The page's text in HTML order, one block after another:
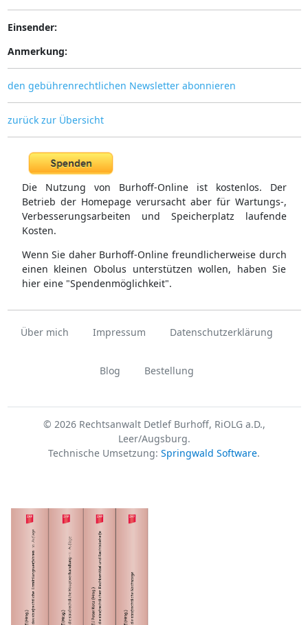
Einsender:
Anmerkung:
den gebührenrechtlichen Newsletter abonnieren
zurück zur Übersicht
Die Nutzung von Burhoff-Online ist kostenlos. Der
Betrieb der Homepage verursacht aber für Wartungs-,
Verbesserungsarbeiten und Speicherplatz laufende
Kosten.
Wenn Sie daher Burhoff-Online freundlicherweise durch
einen kleinen Obolus unterstützen wollen, haben Sie
hier eine "Spendenmöglichkeit".
Über mich Impressum Datenschutzerklärung
Blog Bestellung
© 2026 Rechtsanwalt Detlef Burhoff, RiOLG a.D.,
Leer/Augsburg.
Technische Umsetzung: Springwald Software.